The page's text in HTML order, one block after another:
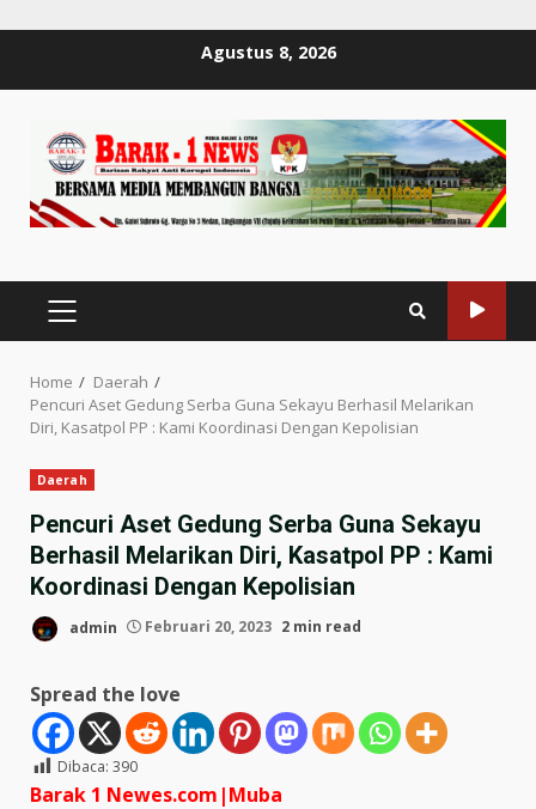
Agustus 8, 2026
PRIMARY
MENU
Home
Daerah
Pencuri Aset Gedung Serba Guna Sekayu Berhasil Melarikan
Diri, Kasatpol PP : Kami Koordinasi Dengan Kepolisian
Daerah
Pencuri Aset Gedung Serba Guna Sekayu
Berhasil Melarikan Diri, Kasatpol PP : Kami
Koordinasi Dengan Kepolisian
admin Februari 20, 2023 2 min read
Spread the love
Dibaca: 390
Barak 1 Newes.com|Muba